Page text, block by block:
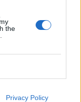
the
Privacy Policy
κόντρα
stream)